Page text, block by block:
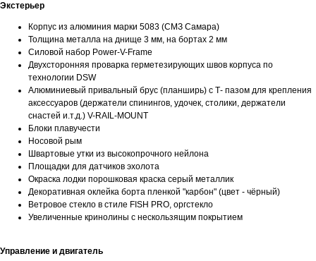
Экстерьер
Корпус из алюминия марки 5083 (СМЗ Самара)
Толщина металла на днище 3 мм, на бортах 2 мм
Силовой набор Power-V-Frame
Двухсторонняя проварка герметезирующих швов корпуса по
технологии DSW
Алюминиевый привальный брус (планширь) с Т- пазом для крепления
аксессуаров (держатели спинингов, удочек, столики, держатели
снастей и.т.д.) V-RAIL-MOUNT
Блоки плавучести
Носовой рым
Швартовые утки из высокопрочного нейлона
Площадки для датчиков эхолота
Окраска лодки порошковая краска серый металлик
Декоративная оклейка борта пленкой "карбон" (цвет - чёрный)
Ветровое стекло в стиле FISH PRO, оргстекло
Увеличенные кринолины с нескользящим покрытием
Управление и двигатель